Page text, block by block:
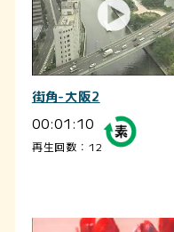
街角-大阪2
00:01:10
再生回数：12